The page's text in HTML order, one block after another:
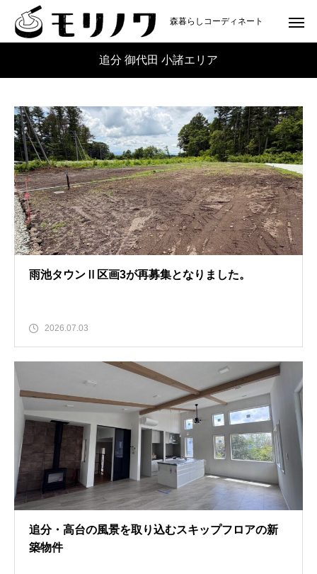
森暮らしコーディネート
追分 御代田 小諸エリア
雨池タウンⅡ区画3が再募集となりました。
2026.07.03
追分・高台の風景を取り込むスキップフロアの新
築物件